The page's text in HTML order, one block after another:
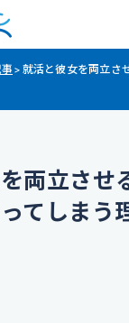
> 就活と彼女を両立さ
両立させ
てしまう